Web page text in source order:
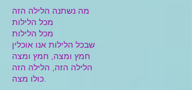
מה נשתנה הלילה הזה
מכל הלילות
מכל הלילות
שבכל הלילות אנו אוכלין
חמץ ומצה, חמץ ומצה
הלילה הזה, הלילה הזה